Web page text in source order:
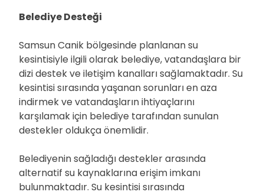
Belediye Desteği
Samsun Canik bölgesinde planlanan su
kesintisiyle ilgili olarak belediye, vatandaşlara bir
dizi destek ve iletişim kanalları sağlamaktadır. Su
kesintisi sırasında yaşanan sorunları en aza
indirmek ve vatandaşların ihtiyaçlarını
karşılamak için belediye tarafından sunulan
destekler oldukça önemlidir.
Belediyenin sağladığı destekler arasında
alternatif su kaynaklarına erişim imkanı
bulunmaktadır. Su kesintisi sırasında